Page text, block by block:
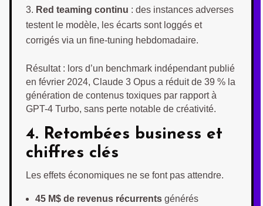
Red teaming continu : des instances adverses
testent le modèle, les écarts sont loggés et
corrigés via un fine-tuning hebdomadaire.
Résultat : lors d’un benchmark indépendant publié
en février 2024, Claude 3 Opus a réduit de 39 % la
génération de contenus toxiques par rapport à
GPT-4 Turbo, sans perte notable de créativité.
4. Retombées business et
chiffres clés
Les effets économiques ne se font pas attendre.
45 M$ de revenus récurrents générés